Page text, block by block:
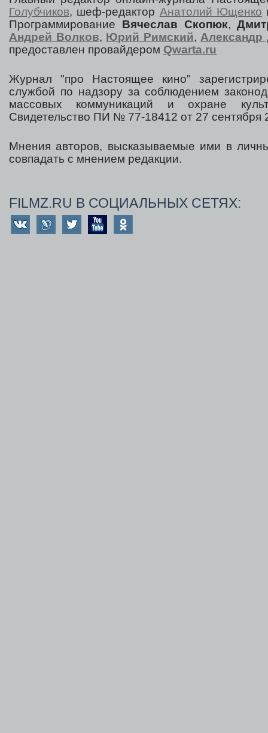
Голубчиков, шеф-редактор Анатолий Ющенко
Программирование Вячеслав Скопюк,
Андрей Волков, Юрий Римский,Александр
предоставлен провайдером Qwarta.ru
Журнал "про Настоящее кино"
службой по надзору за соблюдением
массовых коммуникаций и охране
Свидетельство ПИ № 77-18412 от 27 сентября
Мнения авторов, высказываемые ими в
совпадать с мнением редакции.
FILMZ.RU В СОЦИАЛЬНЫХ СЕТЯХ: